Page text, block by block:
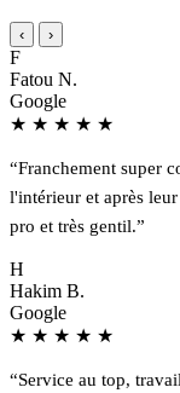
‹ ›
F
Fatou N.
Google
★ ★ ★ ★ ★
“Franchement super
l'intérieur et après
pro et très gentil.”
H
Hakim B.
Google
★ ★ ★ ★ ★
“Service au top,